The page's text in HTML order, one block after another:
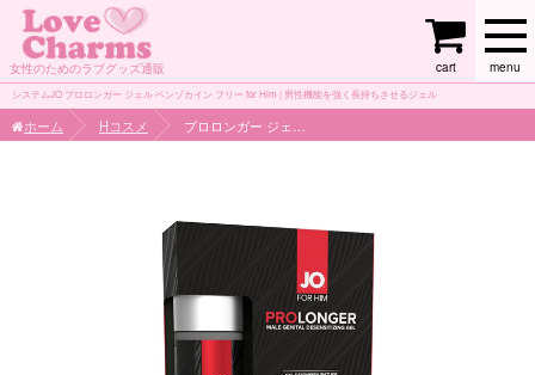
女性のためのラブグッズ通販 menu
cart
システムJO プロロンガー ジェル ベンゾカイン フリー for Him | 男性機能を強く長持ちさせるジェル
ホーム Hコスメ